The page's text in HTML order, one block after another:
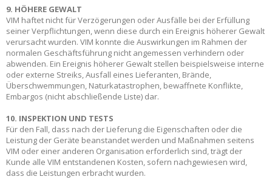
9. HÖHERE GEWALT
VIM haftet nicht für Verzögerungen oder Ausfälle bei der Erfüllung
seiner Verpflichtungen, wenn diese durch ein Ereignis höherer Gewalt
verursacht wurden. VIM konnte die Auswirkungen im Rahmen der
normalen Geschäftsführung nicht angemessen verhindern oder
abwenden. Ein Ereignis höherer Gewalt stellen beispielsweise interne
oder externe Streiks, Ausfall eines Lieferanten, Brände,
Überschwemmungen, Naturkatastrophen, bewaffnete Konflikte,
Embargos (nicht abschließende Liste) dar.
10. INSPEKTION UND TESTS
Für den Fall, dass nach der Lieferung die Eigenschaften oder die
Leistung der Geräte beanstandet werden und Maßnahmen seitens
VIM oder einer anderen Organisation erforderlich sind, trägt der
Kunde alle VIM entstandenen Kosten, sofern nachgewiesen wird,
dass die Leistungen erbracht wurden.